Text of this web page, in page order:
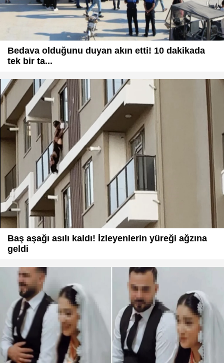
Bedava olduğunu duyan akın etti! 10 dakikada
tek bir ta...
Baş aşağı asılı kaldı! İzleyenlerin yüreği ağzına
geldi